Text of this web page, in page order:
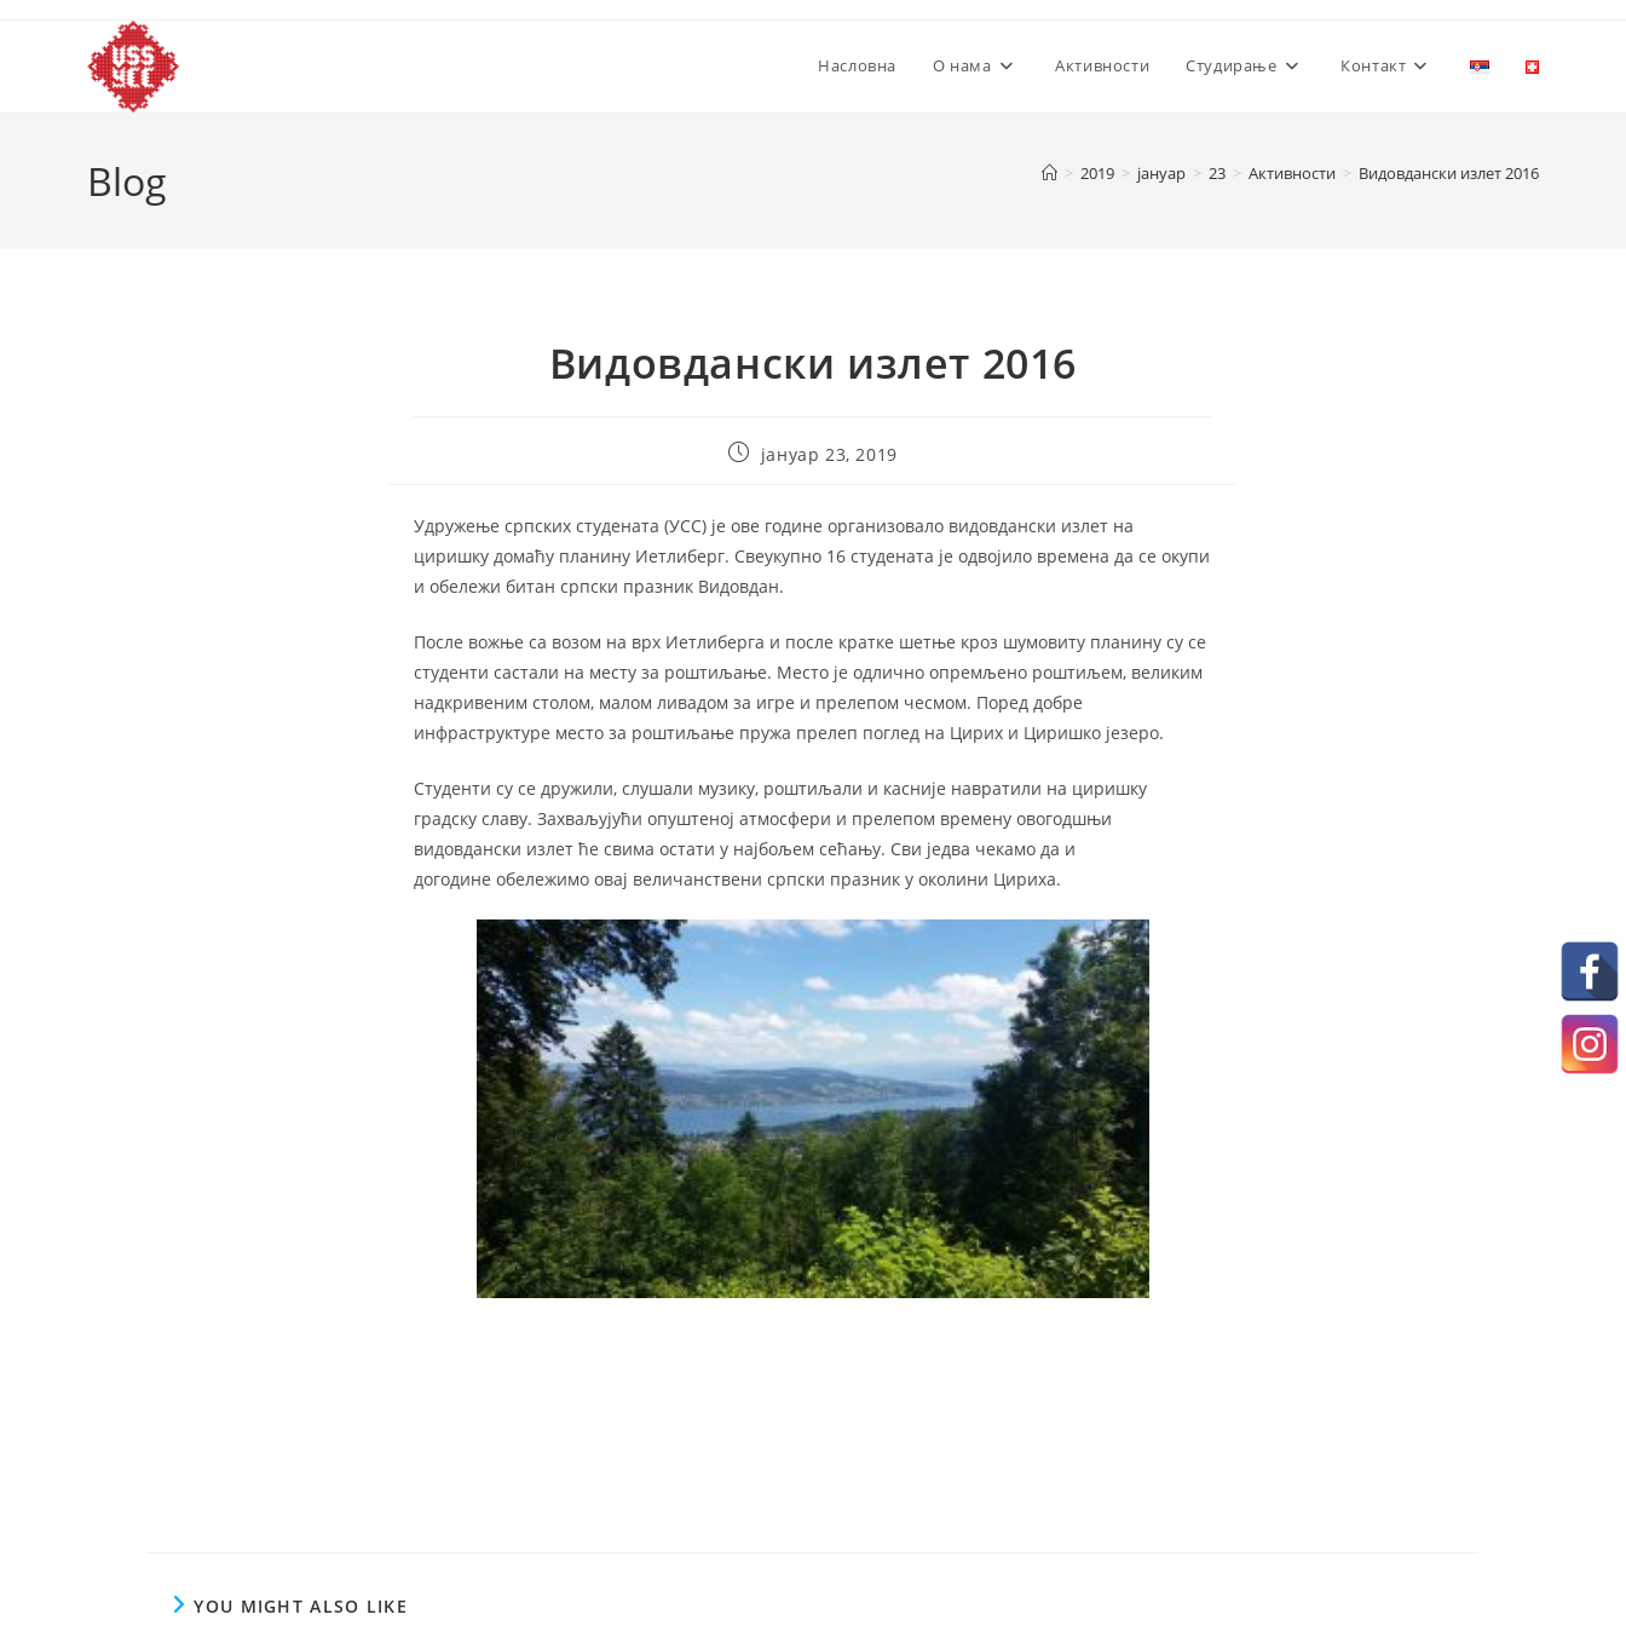
Насловна О нама Активности Студирање Контакт
Blog > 2019 > јануар > 23 > Активности > Видовдански излет 2016
Видовдански излет 2016
Postјануар 23, 2019
Удружење српских студената (УСС) је ове године организовало видовдански излет на
циришку домаћу планину Иетлиберг. Свеукупно 16 студената је одвојило времена да се окупи
и обeлежи битан српски празник Видовдан.
После вожње са возом на врх Иетлиберга и после кратке шетње кроз шумовиту планину су се
студенти састали на месту за роштиљање. Место је одлично опремљено роштиљeм, великим
надкривеним столом, малом ливадом за игре и прелепом чесмом. Поред добре
инфраструктуре место за роштиљaњe пружа прелеп поглед на Цирих и Циришко језеро.
Студенти су се дружили, слушали музику, роштиљали и касније навратили на циришку
градску славу. Захваљујући опуштеној атмосфери и прелепом времену овогодшњи
видовдански излет ће свима остати у најбољем сећању. Сви једва чекамо да и
догодине обележимо овај величанствени српски празник у околини Цириха.
YOU MIGHT ALSO LIKE